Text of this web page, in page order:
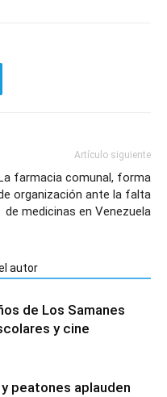
Artículo siguiente
farmacia comunal, forma
organización ante la falta
de medicinas en Venezuela
autor
de Los Samanes
y cine
peatones aplauden